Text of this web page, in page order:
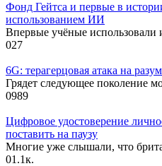
Фонд Гейтса и первые в
использованием ИИ
Впервые учёные использовали
027
6G: терагерцовая атака на
Грядет следующее поколение
0989
Цифровое удостоверение
поставить на паузу
Многие уже слышали, что
01.1к.